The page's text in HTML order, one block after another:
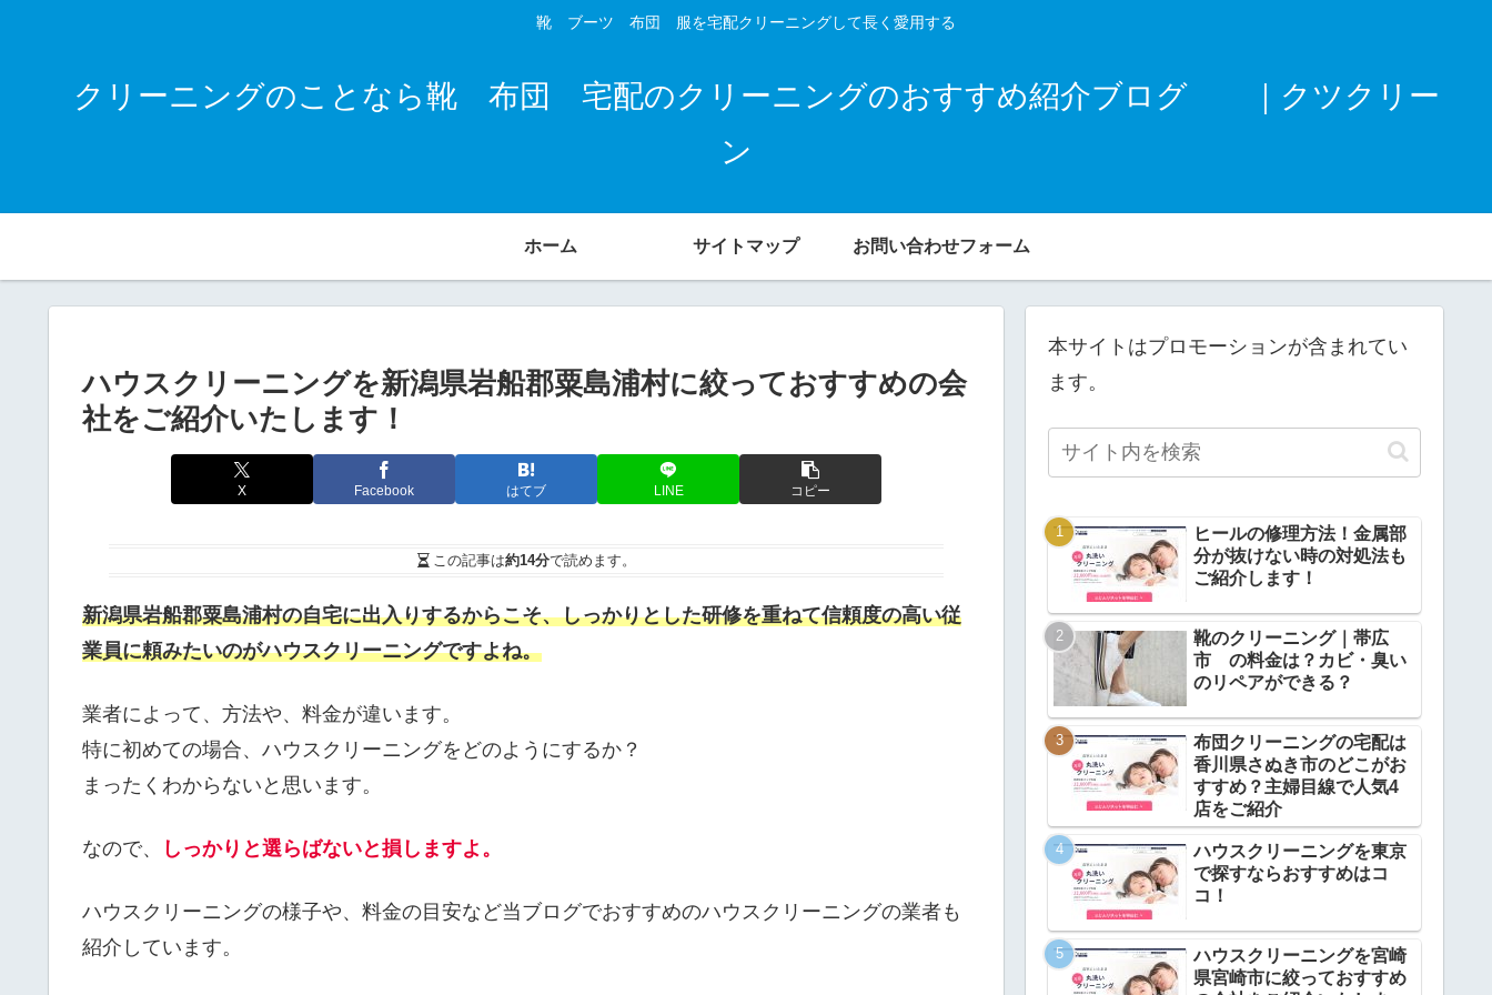
靴 ブーツ 布団 服を宅配クリーニングして長く愛用する
クリーニングのことなら靴 布団 宅配のクリーニングのおすすめ紹介ブログ ｜クツクリー
ン
ホーム サイトマップ お問い合わせフォーム
ハウスクリーニングを新潟県岩船郡粟島浦村に絞っておすすめの会
社をご紹介いたします！
X Facebook はてブ LINE コピー
この記事は約14分で読めます。
新潟県岩船郡粟島浦村の自宅に出入りするからこそ、しっかりとした研修を重ねて信頼度の高い従
業員に頼みたいのがハウスクリーニングですよね。
業者によって、方法や、料金が違います。
特に初めての場合、ハウスクリーニングをどのようにするか？
まったくわからないと思います。
なので、 しっかりと選らばないと損しますよ。
ハウスクリーニングの様子や、料金の目安など当ブログでおすすめのハウスクリーニングの業者も
紹介しています。
本サイトはプロモーションが含まれてい
ます。
ヒールの修理方法！金属部
分が抜けない時の対処法も
ご紹介します！
靴のクリーニング｜帯広
市 の料金は？カビ・臭い
のリペアができる？
布団クリーニングの宅配は
香川県さぬき市のどこがお
すすめ？主婦目線で人気4
店をご紹介
ハウスクリーニングを東京
で探すならおすすめはコ
コ！
ハウスクリーニングを宮崎
県宮崎市に絞っておすすめ